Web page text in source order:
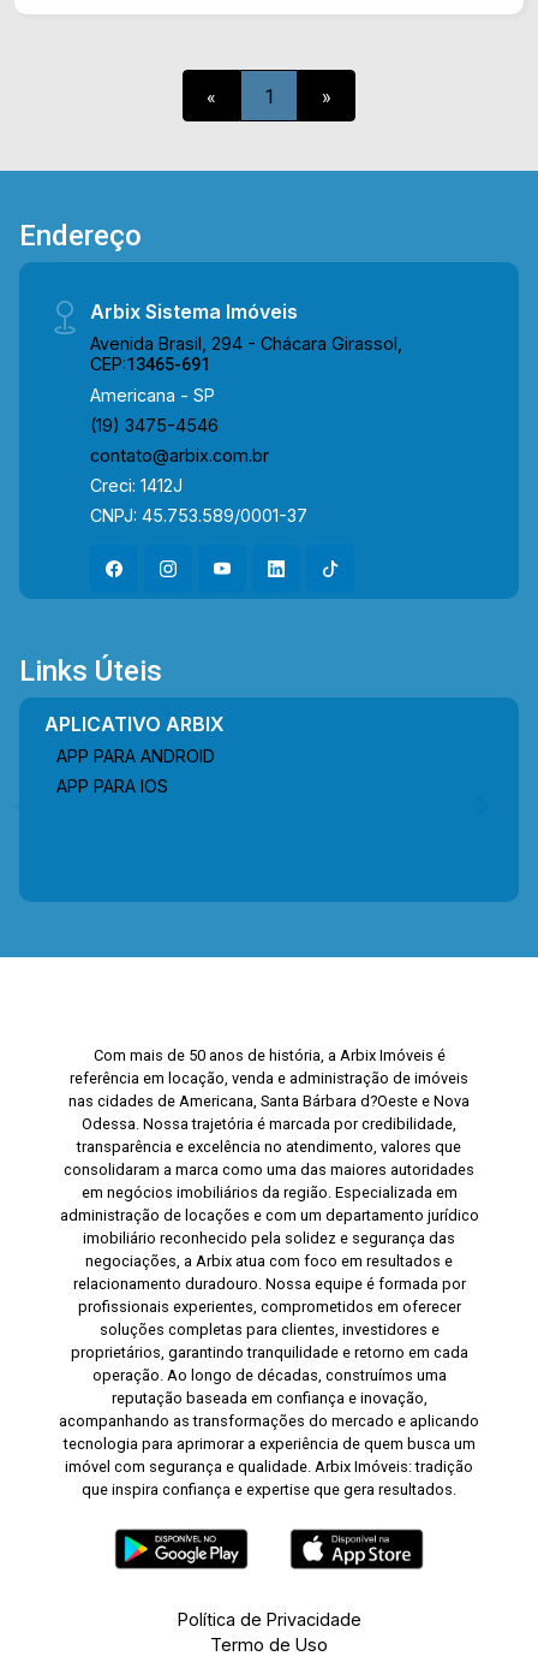
restaurantes, supermercados Pague Menos,
academias, escolas e entre outros, conta com
tempo, Centro, Fatec e Av. São Jerônimo. Entre
visita!! WhatsApp e Telefone Arbix: (19) 3475-
4546 ARBIX IMÓVEIS - Presente em cada
« 1 »
Endereço
Arbix Sistema Imóveis
Avenida Brasil, 294 - Chácara Girassol,
CEP:13465-691
Americana - SP
(19) 3475-4546
contato@arbix.com.br
Creci: 1412J
CNPJ: 45.753.589/0001-37
Links Úteis
APLICATIVO ARBIX
APP PARA ANDROID
APP PARA IOS
Com mais de 50 anos de história, a Arbix Imóveis é
referência em locação, venda e administração de imóveis
nas cidades de Americana, Santa Bárbara d?Oeste e Nova
Odessa. Nossa trajetória é marcada por credibilidade,
transparência e excelência no atendimento, valores que
consolidaram a marca como uma das maiores autoridades
em negócios imobiliários da região. Especializada em
administração de locações e com um departamento jurídico
imobiliário reconhecido pela solidez e segurança das
negociações, a Arbix atua com foco em resultados e
relacionamento duradouro. Nossa equipe é formada por
profissionais experientes, comprometidos em oferecer
soluções completas para clientes, investidores e
proprietários, garantindo tranquilidade e retorno em cada
operação. Ao longo de décadas, construímos uma
reputação baseada em confiança e inovação,
acompanhando as transformações do mercado e aplicando
tecnologia para aprimorar a experiência de quem busca um
imóvel com segurança e qualidade. Arbix Imóveis: tradição
que inspira confiança e expertise que gera resultados.
Política de Privacidade
Termo de Uso